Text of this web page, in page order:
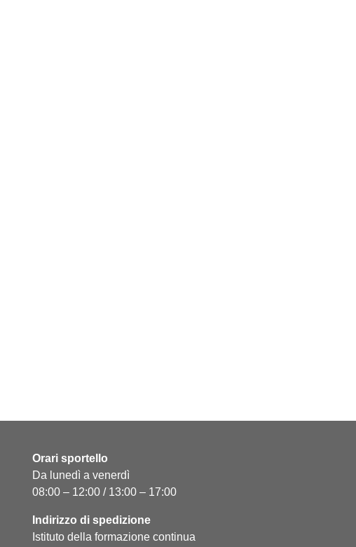
Orari sportello
Da lunedì a venerdì
08:00 – 12:00 / 13:00 – 17:00
Indirizzo di spedizione
Istituto della formazione continua